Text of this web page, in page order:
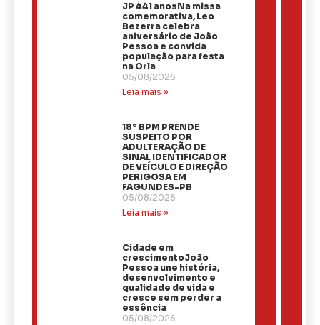
JP 441 anosNa missa
comemorativa, Leo
Bezerra celebra
aniversário de João
Pessoa e convida
população para festa
na Orla
05/08/2026
Leia mais »
18º BPM PRENDE
SUSPEITO POR
ADULTERAÇÃO DE
SINAL IDENTIFICADOR
DE VEÍCULO E DIREÇÃO
PERIGOSA EM
FAGUNDES-PB
05/08/2026
Leia mais »
Cidade em
crescimentoJoão
Pessoa une história,
desenvolvimento e
qualidade de vida e
cresce sem perder a
essência
05/08/2026